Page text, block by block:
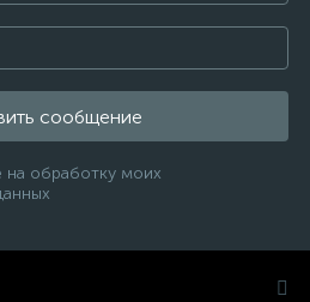
сообщение
на обработку моих